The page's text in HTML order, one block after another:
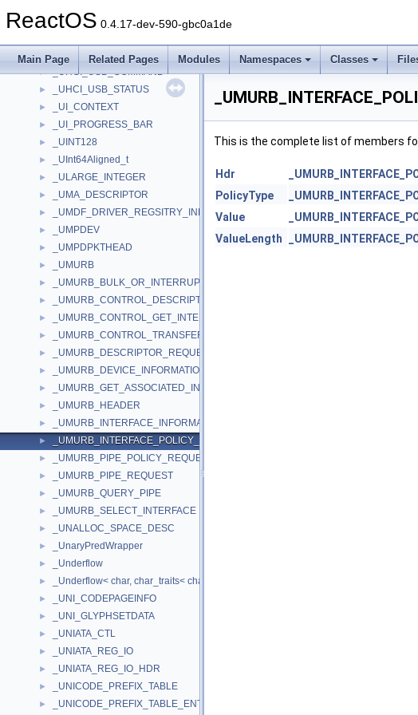
ReactOS 0.4.17-dev-590-gbc0a1de
Main Page Related Pages Modules Namespaces Classes
► _UHCI_TD
► _UHCI_TRANSFER
► _UHCI_USB_COMMAND
► _UHCI_USB_STATUS
► _UI_CONTEXT
► _UI_PROGRESS_BAR
► _UINT128
► _UInt64Aligned_t
► _ULARGE_INTEGER
► _UMA_DESCRIPTOR
► _UMDF_DRIVER_REGSITRY_INFO
► _UMPDEV
► _UMPDPKTHEAD
► _UMURB
► _UMURB_BULK_OR_INTERRUPT_TRANSFER
► _UMURB_CONTROL_DESCRIPTOR_REQUEST
► _UMURB_CONTROL_GET_INTERFACE_REQUEST
► _UMURB_CONTROL_TRANSFER
► _UMURB_DESCRIPTOR_REQUEST
► _UMURB_DEVICE_INFORMATION
► _UMURB_GET_ASSOCIATED_INTERFACE
► _UMURB_HEADER
► _UMURB_INTERFACE_INFORMATION
► _UMURB_INTERFACE_POLICY_REQUEST
► _UMURB_PIPE_POLICY_REQUEST
► _UMURB_PIPE_REQUEST
► _UMURB_QUERY_PIPE
► _UMURB_SELECT_INTERFACE
► _UNALLOC_SPACE_DESC
► _UnaryPredWrapper
► _Underflow
► _Underflow< char, char_traits< char > >
► _UNI_CODEPAGEINFO
► _UNI_GLYPHSETDATA
► _UNIATA_CTL
► _UNIATA_REG_IO
► _UNIATA_REG_IO_HDR
► _UNICODE_PREFIX_TABLE
► _UNICODE_PREFIX_TABLE_ENTRY
This is the complete list of members
Hdr
PolicyType
Value
ValueLength